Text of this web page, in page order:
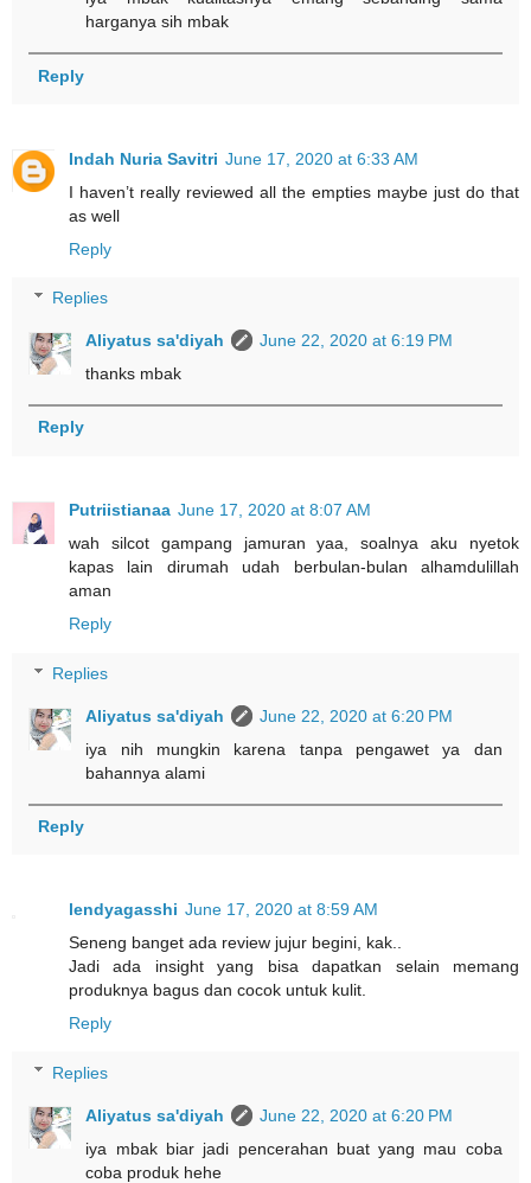
harganya sih mbak
Reply
Indah Nuria Savitri June 17, 2020 at 6:33 AM
I haven’t really reviewed all the empties maybe just do that
as well
Reply
Replies
Aliyatus sa'diyah
June 22, 2020 at 6:19 PM
thanks mbak
Reply
Putriistianaa June 17, 2020 at 8:07 AM
wah silcot gampang jamuran yaa, soalnya aku nyetok
kapas lain dirumah udah berbulan-bulan alhamdulillah
aman
Reply
Replies
Aliyatus sa'diyah
June 22, 2020 at 6:20 PM
iya nih mungkin karena tanpa pengawet ya dan
bahannya alami
Reply
lendyagasshi June 17, 2020 at 8:59 AM
Seneng banget ada review jujur begini, kak..
Jadi ada insight yang bisa dapatkan selain memang
produknya bagus dan cocok untuk kulit.
Reply
Replies
Aliyatus sa'diyah
June 22, 2020 at 6:20 PM
iya mbak biar jadi pencerahan buat yang mau coba
coba produk hehe